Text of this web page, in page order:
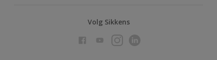
Volg Sikkens